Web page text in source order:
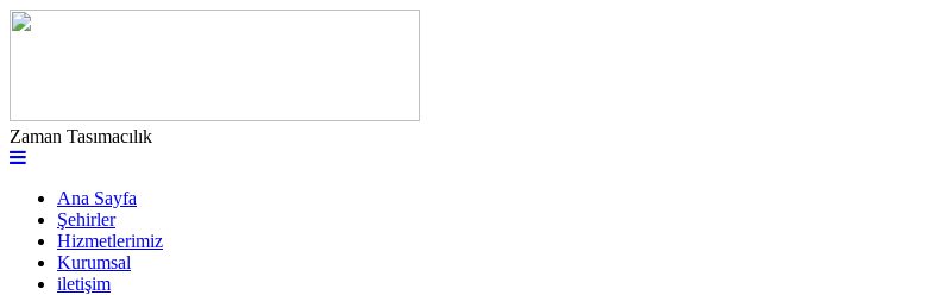
Zaman Tasımacılık
Ana Sayfa
Şehirler
Hizmetlerimiz
Kurumsal
iletişim